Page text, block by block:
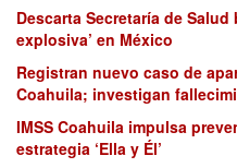
Descarta Secretaría de
explosiva’ en México
Registran nuevo caso de
Coahuila; investigan
IMSS Coahuila impulsa
estrategia ‘Ella y Él’